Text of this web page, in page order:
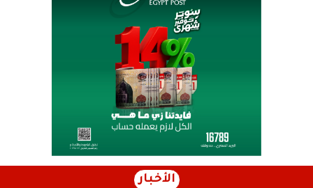
الأخبار